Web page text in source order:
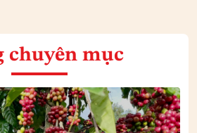
chuyên mục